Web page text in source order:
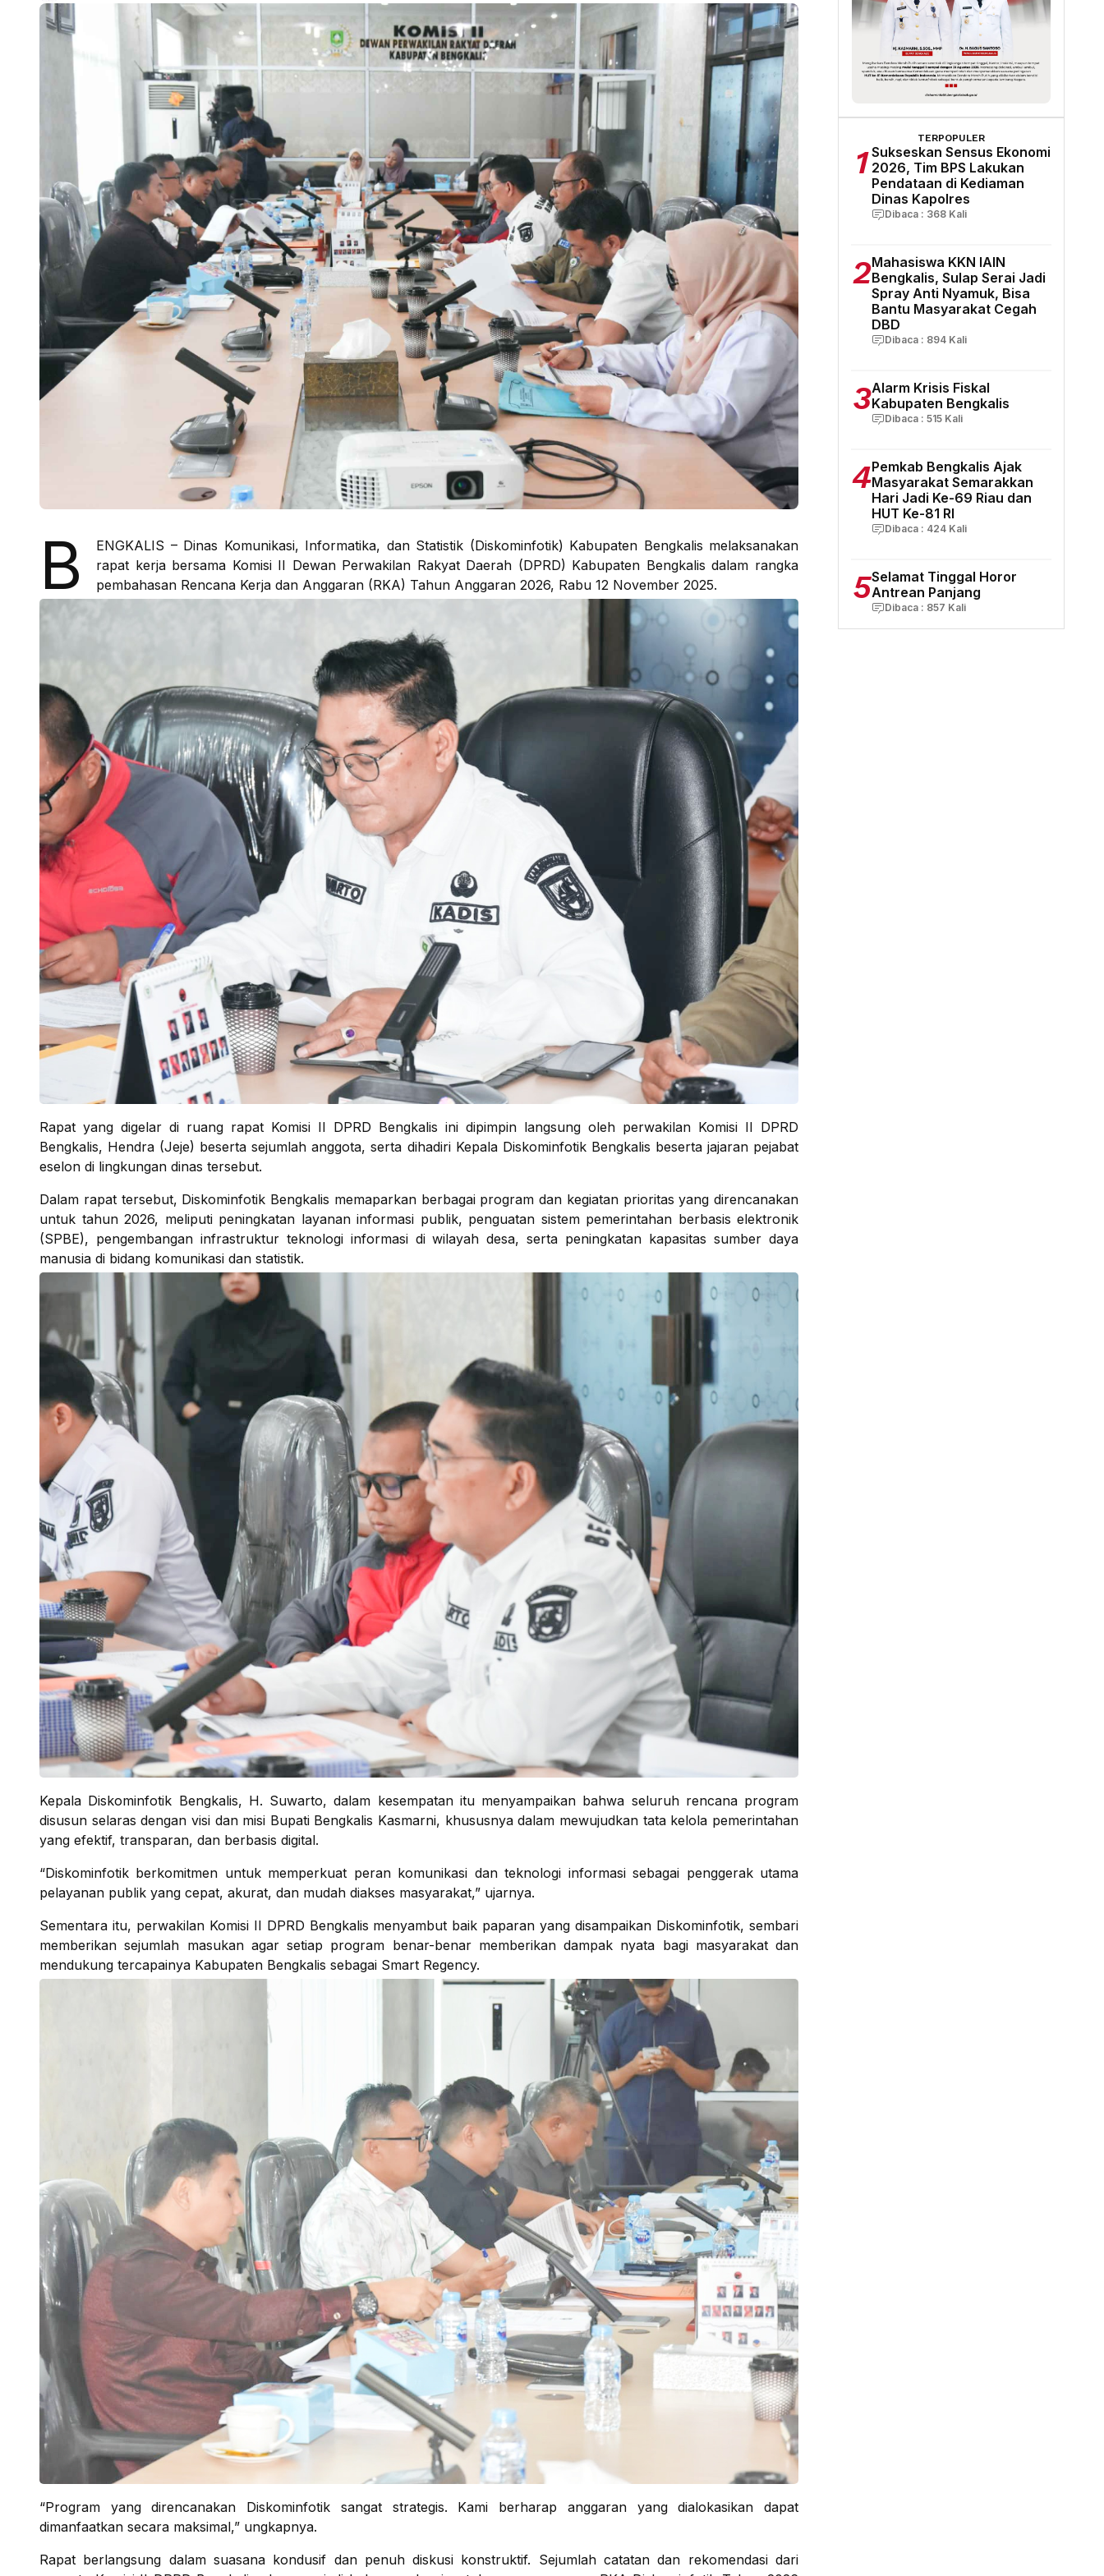
B
ENGKALIS – Dinas Komunikasi, Informatika, dan Statistik (Diskominfotik) Kabupaten Bengkalis melaksanakan
rapat kerja bersama Komisi II Dewan Perwakilan Rakyat Daerah (DPRD) Kabupaten Bengkalis dalam rangka
pembahasan Rencana Kerja dan Anggaran (RKA) Tahun Anggaran 2026, Rabu 12 November 2025.
Rapat yang digelar di ruang rapat Komisi II DPRD Bengkalis ini dipimpin langsung oleh perwakilan Komisi II DPRD
Bengkalis, Hendra (Jeje) beserta sejumlah anggota, serta dihadiri Kepala Diskominfotik Bengkalis beserta jajaran pejabat
eselon di lingkungan dinas tersebut.
Dalam rapat tersebut, Diskominfotik Bengkalis memaparkan berbagai program dan kegiatan prioritas yang direncanakan
untuk tahun 2026, meliputi peningkatan layanan informasi publik, penguatan sistem pemerintahan berbasis elektronik
(SPBE), pengembangan infrastruktur teknologi informasi di wilayah desa, serta peningkatan kapasitas sumber daya
manusia di bidang komunikasi dan statistik.
Kepala Diskominfotik Bengkalis, H. Suwarto, dalam kesempatan itu menyampaikan bahwa seluruh rencana program
disusun selaras dengan visi dan misi Bupati Bengkalis Kasmarni, khususnya dalam mewujudkan tata kelola pemerintahan
yang efektif, transparan, dan berbasis digital.
“Diskominfotik berkomitmen untuk memperkuat peran komunikasi dan teknologi informasi sebagai penggerak utama
pelayanan publik yang cepat, akurat, dan mudah diakses masyarakat,” ujarnya.
Sementara itu, perwakilan Komisi II DPRD Bengkalis menyambut baik paparan yang disampaikan Diskominfotik, sembari
memberikan sejumlah masukan agar setiap program benar-benar memberikan dampak nyata bagi masyarakat dan
mendukung tercapainya Kabupaten Bengkalis sebagai Smart Regency.
“Program yang direncanakan Diskominfotik sangat strategis. Kami berharap anggaran yang dialokasikan dapat
dimanfaatkan secara maksimal,” ungkapnya.
Rapat berlangsung dalam suasana kondusif dan penuh diskusi konstruktif. Sejumlah catatan dan rekomendasi dari
TERPOPULER
1 Sukseskan Sensus Ekonomi
2026, Tim BPS Lakukan
Pendataan di Kediaman
Dinas Kapolres
Dibaca : 368 Kali
2Mahasiswa KKN IAIN
Bengkalis, Sulap Serai Jadi
Spray Anti Nyamuk, Bisa
Bantu Masyarakat Cegah
DBD
Dibaca : 894 Kali
3Alarm Krisis Fiskal
Kabupaten Bengkalis
Dibaca : 515 Kali
4Pemkab Bengkalis Ajak
Masyarakat Semarakkan
Hari Jadi Ke-69 Riau dan
HUT Ke-81 RI
Dibaca : 424 Kali
5Selamat Tinggal Horor
Antrean Panjang
Dibaca : 857 Kali